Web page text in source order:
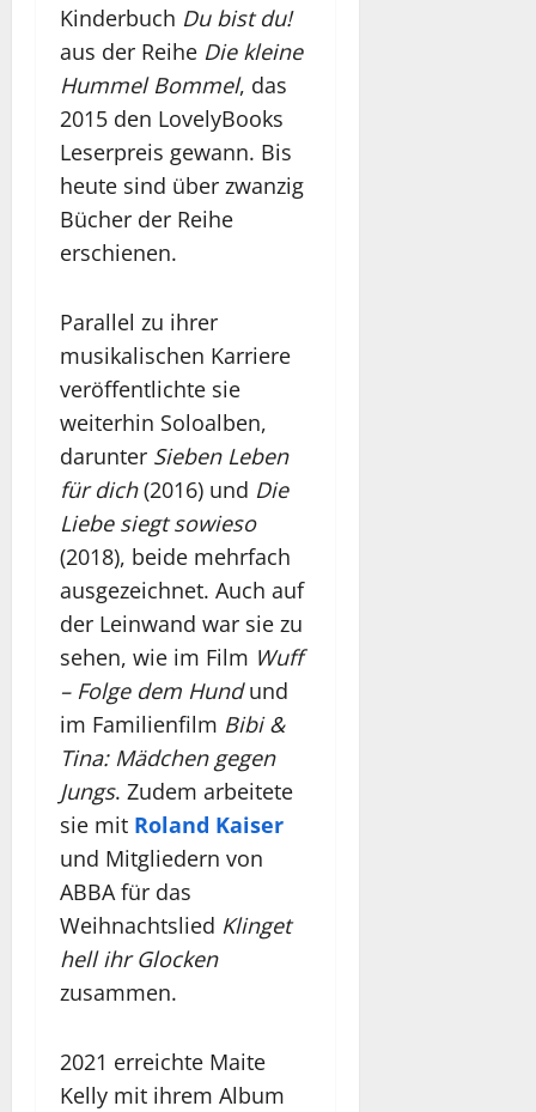
Kinderbuch Du bist du!
aus der Reihe Die kleine
Hummel Bommel, das
2015 den LovelyBooks
Leserpreis gewann. Bis
heute sind über zwanzig
Bücher der Reihe
erschienen.
Parallel zu ihrer
musikalischen Karriere
veröffentlichte sie
weiterhin Soloalben,
darunter Sieben Leben
für dich(2016) und Die
Liebe siegt sowieso
(2018), beide mehrfach
ausgezeichnet. Auch auf
der Leinwand war sie zu
sehen, wie im Film Wuff
– Folge dem Hundund
im Familienfilm Bibi &
Tina: Mädchen gegen
Jungs. Zudem arbeitete
sie mit Roland Kaiser
und Mitgliedern von
ABBA für das
Weihnachtslied Klinget
hell ihr Glocken
zusammen.
2021 erreichte Maite
Kelly mit ihrem Album